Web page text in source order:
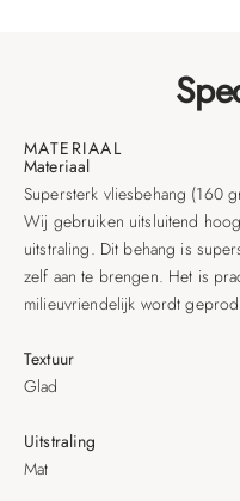
MATERIAAL
Materiaal
Supersterk vliesbehang (160
Wij gebruiken uitsluitend
uitstraling. Dit behang is
zelf aan te brengen. Het is
milieuvriendelijk wordt
Textuur
Glad
Uitstraling
Mat